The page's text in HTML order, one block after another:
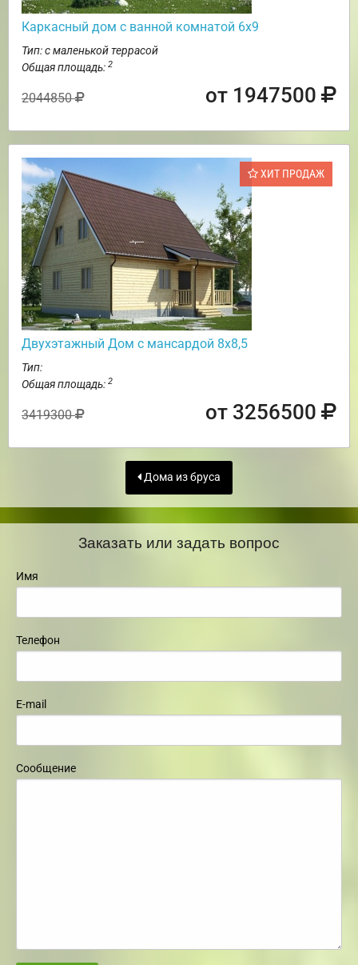
Каркасный дом с ванной комнатой 6х9
Тип: с маленькой террасой
Общая площадь: 2
2044850 от 1947500
ХИТ ПРОДАЖ
Двухэтажный Дом с мансардой 8х8,5
Тип:
Общая площадь: 2
3419300 от 3256500
Дома из бруса
Заказать или задать вопрос
Имя
Телефон
E-mail
Сообщение